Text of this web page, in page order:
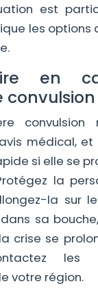
est
les options
en
convulsion
convulsion
médical, et
si elle se
la
la sur
sa
crise se
les
votre région.